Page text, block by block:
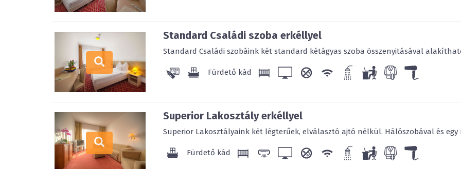
Standard Családi szoba erkéllyel
Standard Családi szobáink két standard kétágyas szoba összenyitásával
Fürdető kád
Superior Lakosztály erkéllyel
Superior Lakosztályaink két légterűek, elválasztó ajtó nélkül. Hálószobával és egy
Fürdető kád